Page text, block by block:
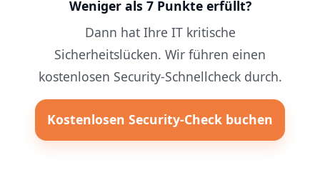
Weniger als 7 Punkte erfüllt?
Dann hat Ihre IT kritische
Sicherheitslücken. Wir führen einen
kostenlosen Security-Schnellcheck durch.
Kostenlosen Security-Check buchen